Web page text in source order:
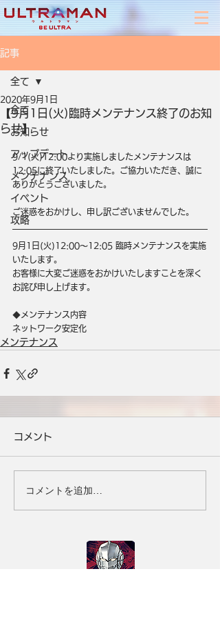
記事
全て
お知らせ
アップデート
メンテナンス
イベント
攻略
全て
【9月1日(火)臨時メンテナンス終了のお知
らせ】
2020年9月1日
9/1(火)12:00より実施しましたメンテナンスは
12:05に終了いたしました。ご協力いただき、誠に
ありがとうございました。
ご迷惑をおかけし、申し訳ございませんでした。
9月1日(火)12:00～12:05 臨時メンテナンスを実施
いたします。
お客様に大変ご迷惑をおかけいたしますことを深く
お詫び申し上げます。
◆メンテナンス内容
ネットワーク安定化
メンテナンス
コメント
コメントを追加…